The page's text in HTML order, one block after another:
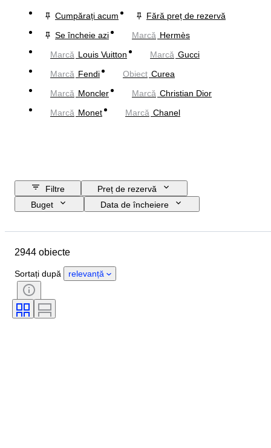
Cumpărați acum
Fără preț de rezervă
Se încheie azi
Marcă Hermès
Marcă Louis Vuitton Marcă Gucci
Marcă Fendi Obiect Curea
Marcă Moncler Marcă Christian Dior
Marcă Monet Marcă Chanel
Filtre
Preț de rezervă
Buget
Data de încheiere
Material
Perioadă
Piatră
Finețe
Stil
Mărimea hainelor
Mărime articol
2944 obiecte
Sortați după relevanță